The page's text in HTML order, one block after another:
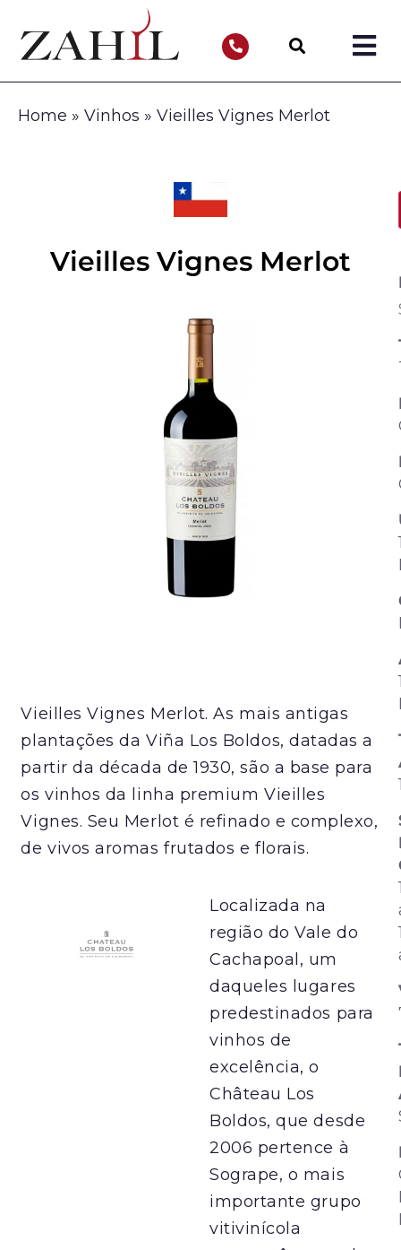
Home » Vinhos » Vieilles Vignes Merlot
Vieilles Vignes Merlot
Vieilles Vignes Merlot. As mais antigas
plantações da Viña Los Boldos, datadas a
partir da década de 1930, são a base para
os vinhos da linha premium Vieilles
Vignes. Seu Merlot é refinado e complexo,
de vivos aromas frutados e florais.
Localizada na
região do Vale do
Cachapoal, um
daqueles lugares
predestinados para
vinhos de
excelência, o
Château Los
Boldos, que desde
2006 pertence à
Sogrape, o mais
importante grupo
vitivinícola